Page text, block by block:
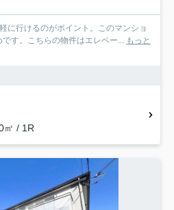
に行けるのがポイント。このマンショ
す。こちらの物件はエレベー... もっと
㎡ / 1R